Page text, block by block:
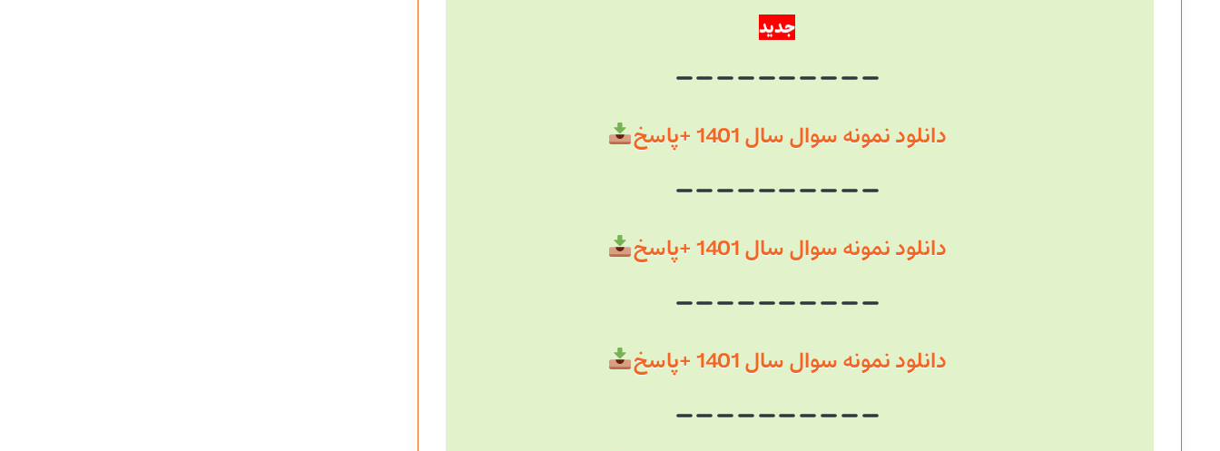
جدید
دانلود نمونه سوال سال 1401 +پاسخ
دانلود نمونه سوال سال 1401 +پاسخ
دانلود نمونه سوال سال 1401 +پاسخ